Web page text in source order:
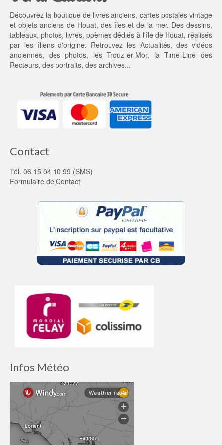
0,
0
0 €.
Découvrez la boutique de livres anciens, cartes postales vintage
et objets anciens de Houat, des îles et de la mer. Des dessins,
tableaux, photos, livres, poèmes dédiés à l'île de Houat, réalisés
par les îliens d'origine. Retrouvez les Actualités, des vidéos
anciennes, desphotos, lesTrouz-er-Mor, laTime-Line des
Recteurs, des portraits, des archives...
Contact
Tél. 06 15 04 10 99 (SMS)
Formulaire de Contact
Infos Météo